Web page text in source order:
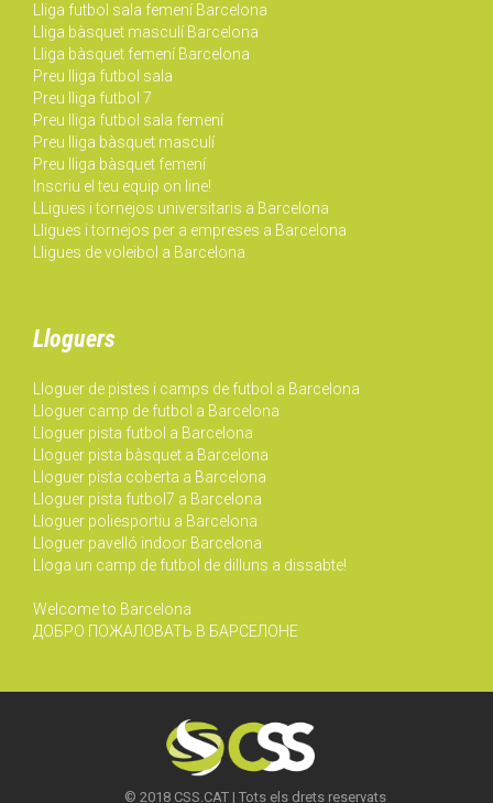
Lliga futbol sala femení Barcelona
Lliga bàsquet masculí Barcelona
Lliga bàsquet femení Barcelona
Preu lliga futbol sala
Preu lliga futbol 7
Preu lliga futbol sala femení
Preu lliga bàsquet masculí
Preu lliga bàsquet femení
Inscriu el teu equip on line!
LLigues i tornejos universitaris a Barcelona
Lligues i tornejos per a empreses a Barcelona
Lligues de voleibol a Barcelona
Lloguers
Lloguer de pistes i camps de futbol a Barcelona
Lloguer camp de futbol a Barcelona
Lloguer pista futbol a Barcelona
Lloguer pista bàsquet a Barcelona
Lloguer pista coberta a Barcelona
Lloguer pista futbol7 a Barcelona
Lloguer poliesportiu a Barcelona
Lloguer pavelló indoor Barcelona
Lloga un camp de futbol de dilluns a dissabte!
Welcome to Barcelona
ДОБРО ПОЖАЛОВАТЬ В БАРСЕЛОНЕ
© 2018 CSS.CAT | Tots els drets reservats